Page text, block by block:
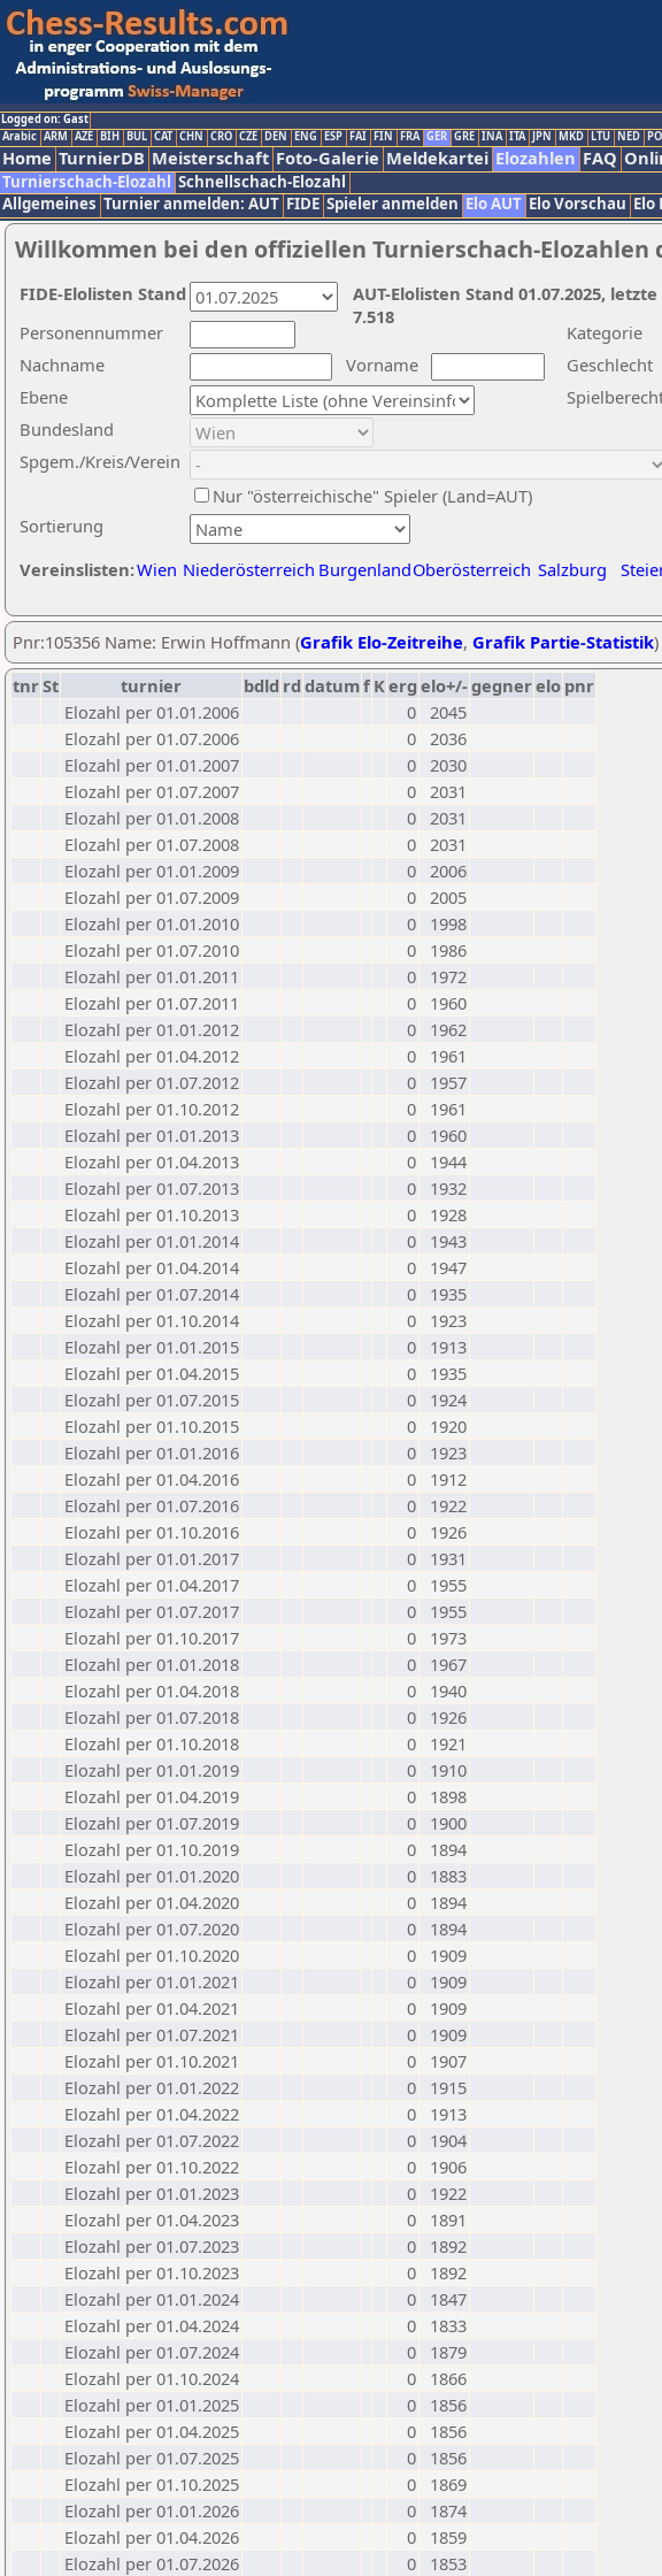
Logged on: Gast
Arabic ARM AZE BIH BUL CAT CHN CRO CZE DEN ENG ESP FAI FIN FRA GER GRE INA ITA JPN MKD LTU NED
Home TurnierDB Meisterschaft Foto-Galerie Meldekartei Elozahlen FAQ
Turnierschach-Elozahl Schnellschach-Elozahl
Allgemeines Turnier anmelden: AUT FIDE Spieler anmelden Elo AUT Elo Vorschau Elo
Willkommen bei den offiziellen Turnierschach-Elozahlen
Nachname
Vorname
Ebene
Kategorie
Sortierung
Personennummer
Bundesland
Spgem./Kreis/Verein
Geschlecht
Nur "österreichische" Spieler (Land=AUT)
Vereinslisten:Wien Niederösterreich BurgenlandOberösterreich Salzburg
AUT-Elolisten Stand 01.07.2025,
7.518
FIDE-Elolisten Stand
Pnr:105356 Name: Erwin Hoffmann (Grafik Elo-Zeitreihe, Grafik Partie-Statistik)
tnrSt turnier bdld rd datumf Kerg elo+/-gegnerelo pnr
Elozahl per 01.01.2006
0 2045
Elozahl per 01.07.2006
0 2036
Elozahl per 01.01.2007
0 2030
Elozahl per 01.07.2007
0 2031
Elozahl per 01.01.2008
0 2031
Elozahl per 01.07.2008
0 2031
Elozahl per 01.01.2009
0 2006
Elozahl per 01.07.2009
0 2005
Elozahl per 01.01.2010
0
1998
Elozahl per 01.07.2010
0
1986
Elozahl per 01.01.2011
0
1972
Elozahl per 01.07.2011
0
1960
Elozahl per 01.01.2012
0
1962
Elozahl per 01.04.2012
0
1961
Elozahl per 01.07.2012
0
1957
Elozahl per 01.10.2012
0
1961
Elozahl per 01.01.2013
0
1960
Elozahl per 01.04.2013
0
1944
Elozahl per 01.07.2013
0
1932
Elozahl per 01.10.2013
0
1928
Elozahl per 01.01.2014
0
1943
Elozahl per 01.04.2014
0
1947
Elozahl per 01.07.2014
0
1935
Elozahl per 01.10.2014
0
1923
Elozahl per 01.01.2015
0
1913
Elozahl per 01.04.2015
0
1935
Elozahl per 01.07.2015
0
1924
Elozahl per 01.10.2015
0
1920
Elozahl per 01.01.2016
0
1923
Elozahl per 01.04.2016
0
1912
Elozahl per 01.07.2016
0
1922
Elozahl per 01.10.2016
0
1926
Elozahl per 01.01.2017
0
1931
Elozahl per 01.04.2017
0
1955
Elozahl per 01.07.2017
0
1955
Elozahl per 01.10.2017
0
1973
Elozahl per 01.01.2018
0
1967
Elozahl per 01.04.2018
0
1940
Elozahl per 01.07.2018
0
1926
Elozahl per 01.10.2018
0
1921
Elozahl per 01.01.2019
0
1910
Elozahl per 01.04.2019
0
1898
Elozahl per 01.07.2019
0
1900
Elozahl per 01.10.2019
0
1894
Elozahl per 01.01.2020
0
1883
Elozahl per 01.04.2020
0
1894
Elozahl per 01.07.2020
0
1894
Elozahl per 01.10.2020
0
1909
Elozahl per 01.01.2021
0
1909
Elozahl per 01.04.2021
0
1909
Elozahl per 01.07.2021
0
1909
Elozahl per 01.10.2021
0
1907
Elozahl per 01.01.2022
0
1915
Elozahl per 01.04.2022
0
1913
Elozahl per 01.07.2022
0
1904
Elozahl per 01.10.2022
0
1906
Elozahl per 01.01.2023
0
1922
Elozahl per 01.04.2023
0
1891
Elozahl per 01.07.2023
0
1892
Elozahl per 01.10.2023
0
1892
Elozahl per 01.01.2024
0
1847
Elozahl per 01.04.2024
0
1833
Elozahl per 01.07.2024
0
1879
Elozahl per 01.10.2024
0
1866
Elozahl per 01.01.2025
0
1856
Elozahl per 01.04.2025
0
1856
Elozahl per 01.07.2025
0
1856
Elozahl per 01.10.2025
0
1869
Elozahl per 01.01.2026
0
1874
Elozahl per 01.04.2026
0
1859
Elozahl per 01.07.2026
0 1853